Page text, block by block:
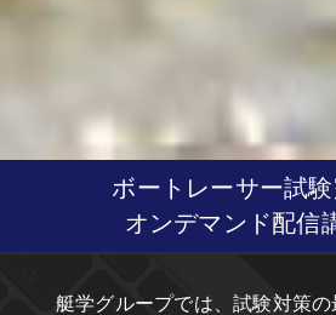
ボートレーサー試
オンデマンド配信
艇学グループでは、試験対策